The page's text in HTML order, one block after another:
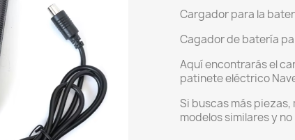
Cargador para la
Cagador de batería
Aquí encontrarás el
patinete eléctrico
Si buscas más
modelos similares y